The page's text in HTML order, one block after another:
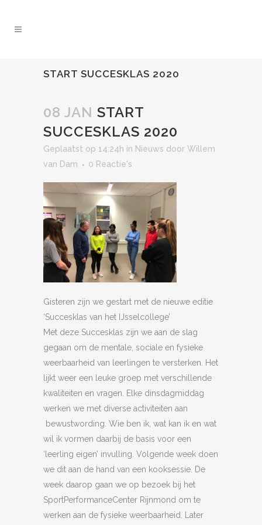
START SUCCESKLAS 2020
08 JAN START
SUCCESKLAS 2020
Geplaatst op 14:24h in Nieuws door Willem
van Dam
0 Reactie's
Gisteren zijn we gestart met de nieuwe editie
‘Succesklas van het IJsselcollege’
Met deze Succesklas zijn we aan de slag
gegaan om de mentale, sociale en fysieke
weerbaarheid van leerlingen te versterken. Het
lijkt weer een leuke groep met verschillende
kwaliteiten en vragen. Elke dinsdagmiddag
werken we met diverse activiteiten aan
bewustwording. Wie ben ik, wat kan ik en wat
wil ik vormen daarbij de basis voor een
‘leerling eigen’ invulling. Volgende week doen
we dit aan de hand van een kooksessie. De
week daarop gaan we op bezoek bij het
SportPerformanceCenter Rijnmond om te
werken aan de fysieke weerbaarheid. Later